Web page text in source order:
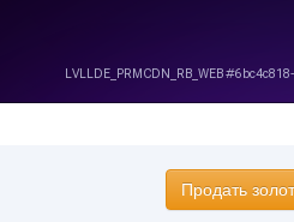
Продать